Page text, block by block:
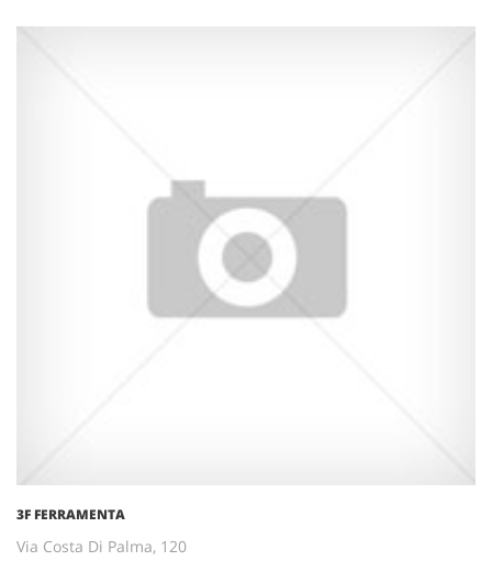
3F FERRAMENTA
Via Costa Di Palma, 120